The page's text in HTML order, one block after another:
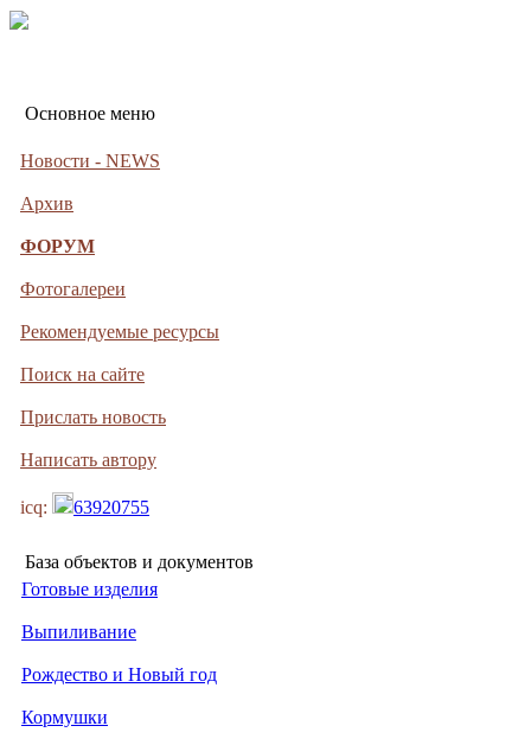
Основное меню
Новости - NEWS
Архив
ФОРУМ
Фотогалереи
Рекомендуемые ресурсы
Поиск на сайте
Прислать новость
Написать автору
icq: 63920755
База объектов и документов
Готовые изделия
Выпиливание
Рождество и Новый год
Кормушки